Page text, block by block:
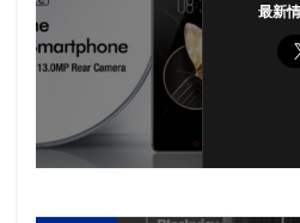
最新